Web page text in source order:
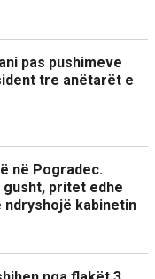
pas pushimeve
tre anëtarët e
në Pogradec.
pritet edhe
ndryshojë kabinetin